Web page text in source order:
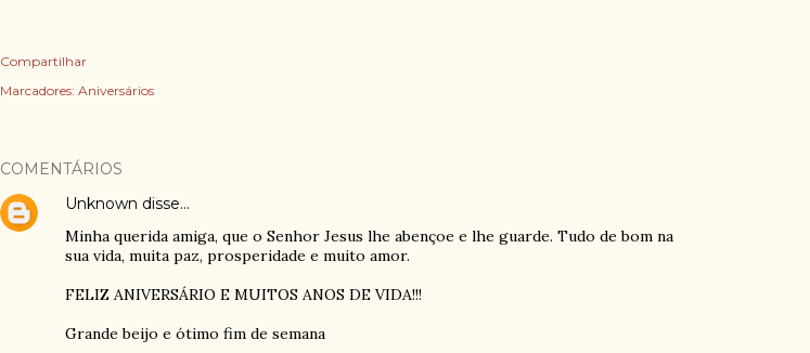
Compartilhar
Marcadores: Aniversários
COMENTÁRIOS
Unknown disse…
Minha querida amiga, que o Senhor Jesus lhe abençoe e lhe guarde. Tudo de bom na
sua vida, muita paz, prosperidade e muito amor.
FELIZ ANIVERSÁRIO E MUITOS ANOS DE VIDA!!!
Grande beijo e ótimo fim de semana